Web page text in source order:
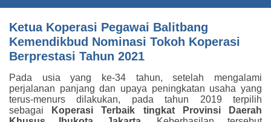
Ketua Koperasi Pegawai Balitbang
Kemendikbud Nominasi Tokoh Koperasi
Berprestasi Tahun 2021
Pada usia yang ke-34 tahun, setelah mengalami
perjalanan panjang dan upaya peningkatan usaha yang
terus-menurs dilakukan, pada tahun 2019 terpilih
sebagai
Koperasi Terbaik tingkat Provinsi Daerah